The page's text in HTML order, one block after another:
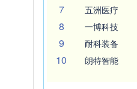
7 五洲医疗
8 一博科技
9 耐科装备
10 朗特智能